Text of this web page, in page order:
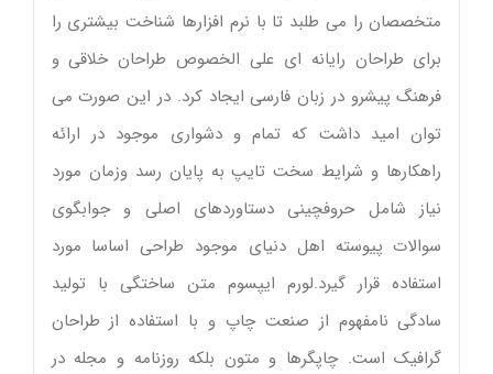
متخصصان را می طلبد تا با نرم افزارها شناخت بیشتری را
برای طراحان رایانه ای علی الخصوص طراحان خلاقی و
فرهنگ پیشرو در زبان فارسی ایجاد کرد. در این صورت می
توان امید داشت که تمام و دشواری موجود در ارائه
راهکارها و شرایط سخت تایپ به پایان رسد وزمان مورد
نیاز شامل حروفچینی دستاوردهای اصلی و جوابگوی
سوالات پیوسته اهل دنیای موجود طراحی اساسا مورد
استفاده قرار گیرد.لورم ایپسوم متن ساختگی با تولید
سادگی نامفهوم از صنعت چاپ و با استفاده از طراحان
گرافیک است. چاپگرها و متون بلکه روزنامه و مجله در